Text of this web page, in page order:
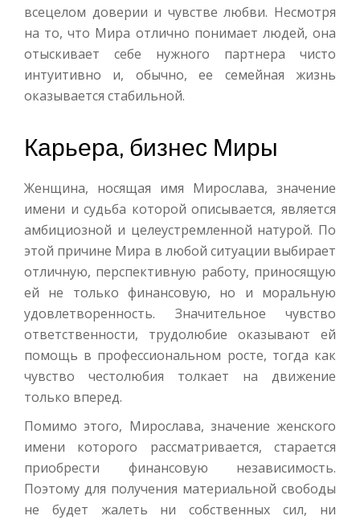
всецелом доверии и чувстве любви. Несмотря
на то, что Мира отлично понимает людей, она
отыскивает себе нужного партнера чисто
интуитивно и, обычно, ее семейная жизнь
оказывается стабильной.
Карьера, бизнес Миры
Женщина, носящая имя Мирослава, значение
имени и судьба которой описывается, является
амбициозной и целеустремленной натурой. По
этой причине Мира в любой ситуации выбирает
отличную, перспективную работу, приносящую
ей не только финансовую, но и моральную
удовлетворенность. Значительное чувство
ответственности, трудолюбие оказывают ей
помощь в профессиональном росте, тогда как
чувство честолюбия толкает на движение
только вперед.
Помимо этого, Мирослава, значение женского
имени которого рассматривается, старается
приобрести финансовую независимость.
Поэтому для получения материальной свободы
не будет жалеть ни собственных сил, ни